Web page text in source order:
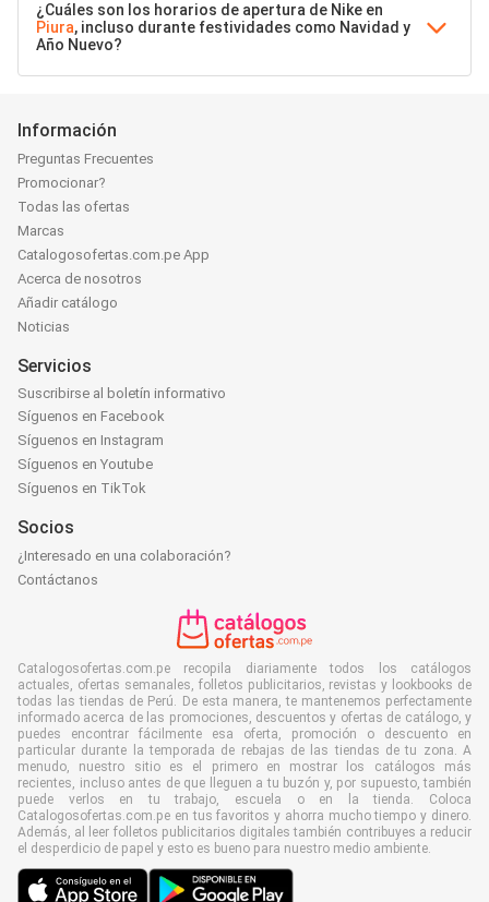
¿Cuáles son los horarios de apertura de Nike en
Piura, incluso durante festividades como Navidad y
Año Nuevo?
Información
Preguntas Frecuentes
Promocionar?
Todas las ofertas
Marcas
Catalogosofertas.com.pe App
Acerca de nosotros
Añadir catálogo
Noticias
Servicios
Suscribirse al boletín informativo
Síguenos en Facebook
Síguenos en Instagram
Síguenos en Youtube
Síguenos en TikTok
Socios
¿Interesado en una colaboración?
Contáctanos
Catalogosofertas.com.pe recopila diariamente todos los catálogos
actuales, ofertas semanales, folletos publicitarios, revistas y lookbooks de
todas las tiendas de Perú. De esta manera, te mantenemos perfectamente
informado acerca de las promociones, descuentos y ofertas de catálogo, y
puedes encontrar fácilmente esa oferta, promoción o descuento en
particular durante la temporada de rebajas de las tiendas de tu zona. A
menudo, nuestro sitio es el primero en mostrar los catálogos más
recientes, incluso antes de que lleguen a tu buzón y, por supuesto, también
puede verlos en tu trabajo, escuela o en la tienda. Coloca
Catalogosofertas.com.pe en tus favoritos y ahorra mucho tiempo y dinero.
Además, al leer folletos publicitarios digitales también contribuyes a reducir
el desperdicio de papel y esto es bueno para nuestro medio ambiente.